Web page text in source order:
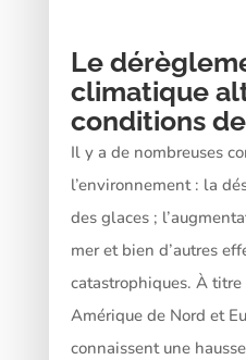
Le
climatique
conditions
Il y a de nombreuses
l’environnement : la
des glaces ;
mer et bien d’autres
catastrophiques. À
Amérique de Nord et
connaissent une